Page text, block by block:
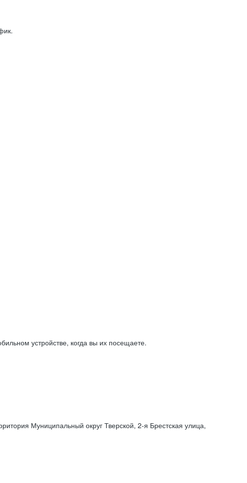
устройстве, когда вы их посещаете.
Муниципальный округ Тверской, 2-я Брестская улица,